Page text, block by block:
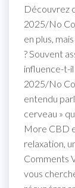
Découvrez
2025/No
en plus,
? Souvent
influence-t-
2025/No
entendu
cerveau »
More CBD
relaxation,
Comments
vous